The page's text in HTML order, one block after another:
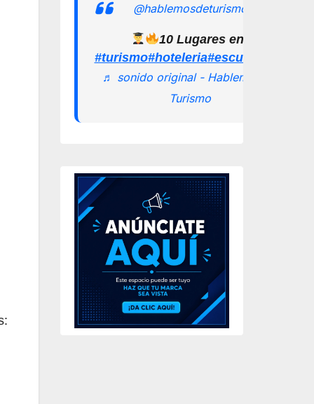
@hablemosdeturismomx
10 Lugares en los que
#turismo#hoteleria
♬ sonido original - Hablemos de
Turismo